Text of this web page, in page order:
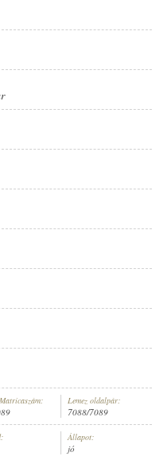
Lemez oldalpár:
7088/7089
Állapot:
jó